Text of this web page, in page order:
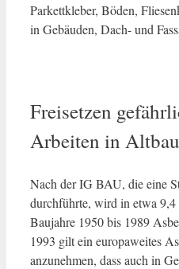
Parkettkleber, Böden,
in Gebäuden, Dach- und
Freisetzen
Arbeiten in
Nach der IG BAU, die eine
durchführte, wird in etwa
Baujahre 1950 bis 1989
1993 gilt ein europaweites
anzunehmen, dass auch in